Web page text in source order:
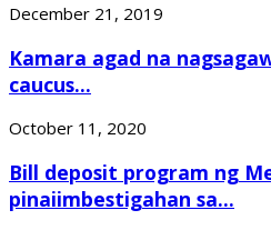
December 21, 2019
Kamara agad na
caucus...
October 11, 2020
Bill deposit program ng
pinaiimbestigahan sa...